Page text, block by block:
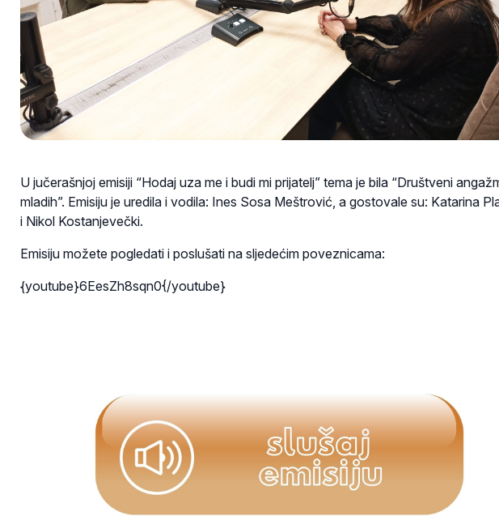
U jučerašnjoj emisiji “Hodaj uza me i budi mi prijatelj” tema je bila “Društveni
mladih”. Emisiju je uredila i vodila: Ines Sosa Meštrović, a gostovale su: Katarina
i Nikol Kostanjevečki.
Emisiju možete pogledati i poslušati na sljedećim poveznicama:
{youtube}6EesZh8sqn0{/youtube}